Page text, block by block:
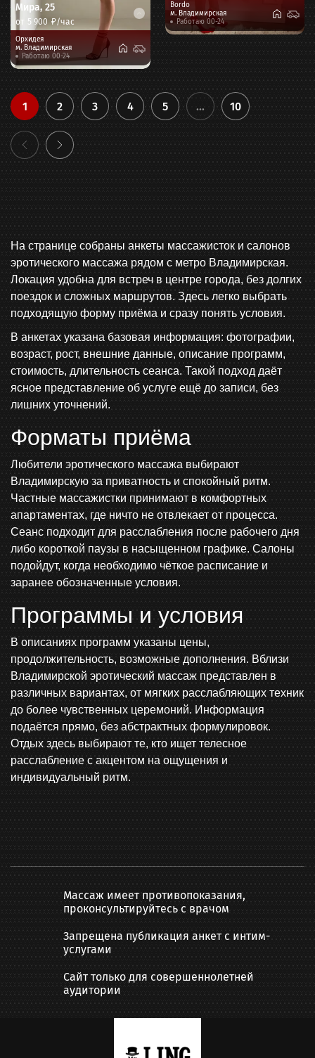
Мира, 25
от 5 900 ₽/час
Орхидея
м. Владимирская
Работаю 00-24
Bordo
м. Владимирская
Работаю 00-24
1 2 3 4 5 ... 10
На странице собраны анкеты массажисток и салонов
эротического массажа рядом с метро Владимирская.
Локация удобна для встреч в центре города, без долгих
поездок и сложных маршрутов. Здесь легко выбрать
подходящую форму приёма и сразу понять условия.
В анкетах указана базовая информация: фотографии,
возраст, рост, внешние данные, описание программ,
стоимость, длительность сеанса. Такой подход даёт
ясное представление об услуге ещё до записи, без
лишних уточнений.
Форматы приёма
Любители эротического массажа выбирают
Владимирскую за приватность и спокойный ритм.
Частные массажистки принимают в комфортных
апартаментах, где ничто не отвлекает от процесса.
Сеанс подходит для расслабления после рабочего дня
либо короткой паузы в насыщенном графике. Салоны
подойдут, когда необходимо чёткое расписание и
заранее обозначенные условия.
Программы и условия
В описаниях программ указаны цены,
продолжительность, возможные дополнения. Вблизи
Владимирской эротический массаж представлен в
различных вариантах, от мягких расслабляющих техник
до более чувственных церемоний. Информация
подаётся прямо, без абстрактных формулировок.
Отдых здесь выбирают те, кто ищет телесное
расслабление с акцентом на ощущения и
индивидуальный ритм.
Массаж имеет противопоказания,
проконсультируйтесь с врачом
Запрещена публикация анкет с интим-
услугами
Сайт только для совершеннолетней
аудитории